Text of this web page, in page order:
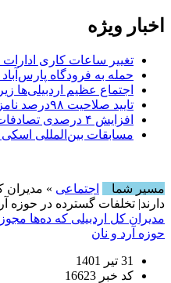
اخبار ویژه
تغییر ساعات کاری ادارات
حمله به فرودگاه
اجتماع عظیم اردبیلی‌ها
تایید صلاحیت ۹۸درصد نامزدهای شوراهای روستای اردبیل
افزایش ۴ درصدی تصادفات فوتی در جاده‌های اردبیل
مسابقات بین‌المللی اسکی
مسیر شما
اجتماعی » مدیران
دارند| تخلفات گسترده در حوزه
مدیران کل اردبیلی که ده‌ها مجوز
حوزه آرد و نان
31 تیر 1401
کد خبر 16623